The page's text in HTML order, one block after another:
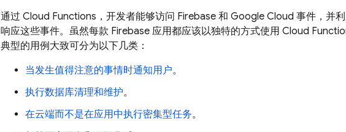
通过 Cloud Functions ，开发者能够访问 Firebase 和 Google Cloud 事件，并
响应这些事件。虽然每款 Firebase 应用都应该以独特的方式使用 Cloud
典型的用例大致可分为以下几类：
当发生值得注意的事情时通知用户。
执行数据库清理和维护。
在云端而不是在应用中执行密集型任务。